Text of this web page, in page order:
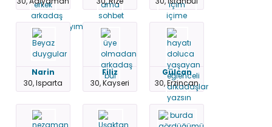
Narin
30, Isparta
Filiz
30, Kayseri
Gülcan
30, Erzincan